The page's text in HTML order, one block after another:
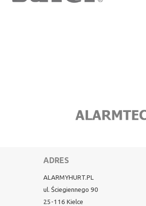
ADRES
ALARMYHURT.PL
ul. Ściegiennego 90
25-116 Kielce